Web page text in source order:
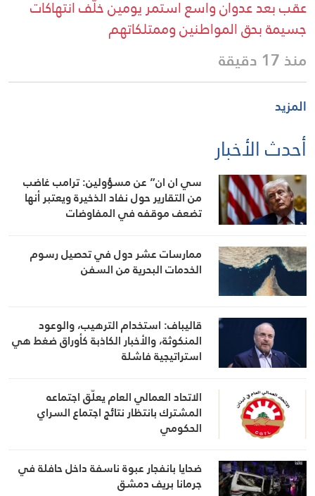
عقب بعد عدوان واسع استمر يومين خلّف انتهاكات
جسيمة بحق المواطنين وممتلكاتهم
منذ 17 دقيقة
المزيد
أحدث الأخبار
سي ان ان” عن مسؤولين: ترامب غاضب
من التقارير حول نفاد الذخيرة ويعتبر أنها
تضعف موقفه في المفاوضات
ممارسات عشر دول في تحصيل رسوم
الخدمات البحرية من السفن
قاليباف: استخدام الترهيب، والوعود
المنكوثة، والأخبار الكاذبة كأوراق ضغط هي
استراتيجية فاشلة
الاتحاد العمالي العام يعلّق اجتماعه
المشترك بانتظار نتائج اجتماع السراي
الحكومي
ضحايا بانفجار عبوة ناسفة داخل حافلة في
جرمانا بريف دمشق